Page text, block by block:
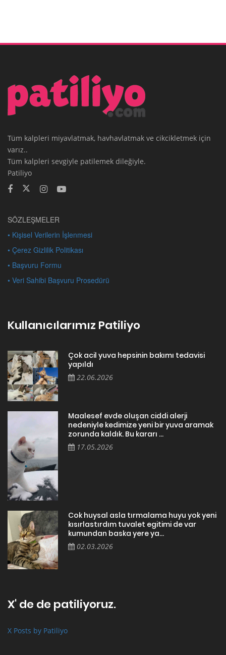
Tüm kalpleri miyavlatmak, havhavlatmak ve cikcikletmek için
varız..
Tüm kalpleri sevgiyle patilemek dileğiyle.
Patiliyo
SÖZLEŞMELER
• Kişisel Verilerin İşlenmesi
• Çerez Gizlilik Politikası
• Başvuru Formu
• Veri Sahibi Başvuru Prosedürü
Kullanıcılarımız Patiliyo
Çok acil yuva hepsinin bakımı tedavisi
yapıldı
22.06.2026
Maalesef evde oluşan ciddi alerji
nedeniyle kedimize yeni bir yuva aramak
zorunda kaldık. Bu kararı ...
17.05.2026
Cok huysal asla tırmalama huyu yok yeni
kısırlastırdım tuvalet egitimi de var
kumundan baska yere ya...
02.03.2026
X' de de patiliyoruz.
X Posts by Patiliyo